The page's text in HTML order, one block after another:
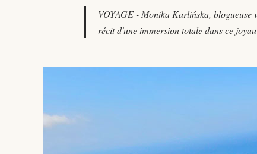
VOYAGE - Monika Karlińska, blogueuse
récit d'une immersion totale dans ce